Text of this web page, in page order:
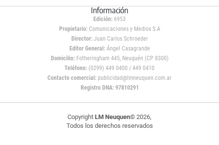
Información
Edición: 6953
Propietario:Comunicaciones y Medios S.A
Director: Juan Carlos Schroeder
Editor General:Ángel Casagrande
Domicilio:Fotheringham 445, Neuquén (CP 8300)
Teléfono: (0299) 449 0400 / 449 0410
Contacto comercial: publicidad@lmneuquen.com.ar
Registro DNA: 97810291
Copyright LM Neuquen© 2026,
Todos los derechos reservados